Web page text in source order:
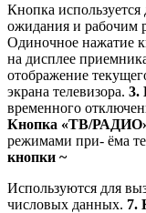
Кнопка
ожидания и рабочим
Одиночное нажатие
на дисплее
отображение
экрана телевизора. 3.
временного
Кнопка «ТВ/
режимами при- ёма
кнопки ~
Используются для
числовых данных. 7.